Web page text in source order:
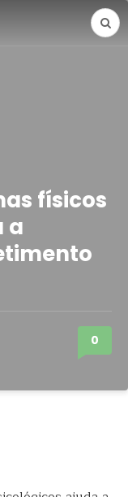
físicos
a
0